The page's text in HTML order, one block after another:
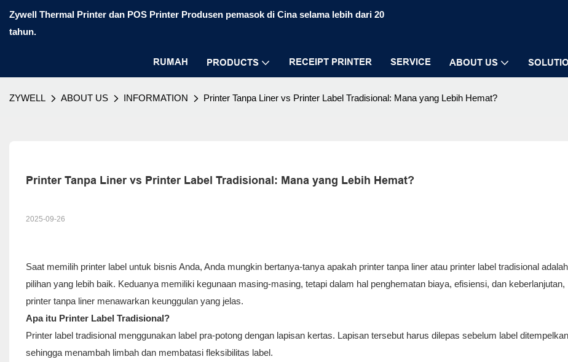
Zywell Thermal Printer dan POS Printer Produsen pemasok di Cina selama lebih dari 20
tahun.
RUMAH PRODUCTS RECEIPT PRINTER SERVICE ABOUT US
ZYWELL ABOUT US INFORMATION Printer Tanpa Liner vs Printer Label Tradisional: Mana yang Lebih Hemat?
Printer Tanpa Liner vs Printer Label Tradisional: Mana yang Lebih Hemat?
2025-09-26
Saat memilih printer label untuk bisnis Anda, Anda mungkin bertanya-tanya apakah printer tanpa liner atau printer label tradisional adalah
pilihan yang lebih baik. Keduanya memiliki kegunaan masing-masing, tetapi dalam hal penghematan biaya, efisiensi, dan keberlanjutan,
printer tanpa liner menawarkan keunggulan yang jelas.
Apa itu Printer Label Tradisional?
Printer label tradisional menggunakan label pra-potong dengan lapisan kertas. Lapisan tersebut harus dilepas sebelum label
sehingga menambah limbah dan membatasi fleksibilitas label.